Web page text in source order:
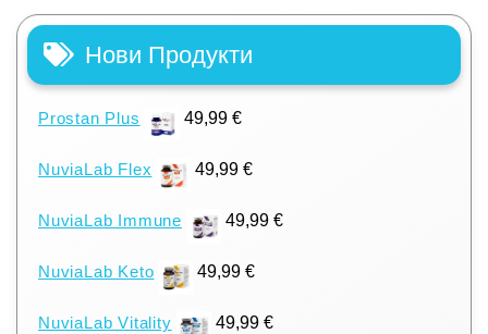
Нови Продукти
Prostan Plus 49,99 €
NuviaLab Flex 49,99€
NuviaLab Immune 49,99 €
NuviaLab Keto 49,99€
NuviaLab Vitality 49,99 €